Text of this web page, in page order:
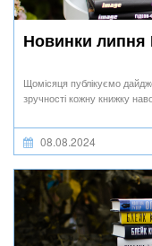
Новинки
Щомісяця публікуємо
зручності кожну книжку
08.08.2024